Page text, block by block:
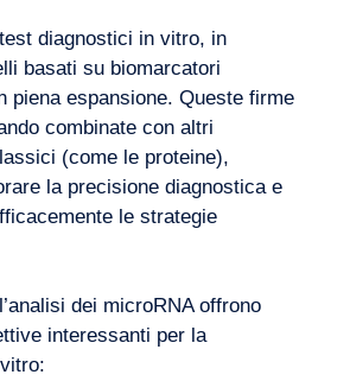
diagnostici in vitro, in
basati su biomarcatori
piena espansione. Queste firme
combinate con altri
(come le proteine),
la precisione diagnostica e
le strategie
dei microRNA offrono
interessanti per la